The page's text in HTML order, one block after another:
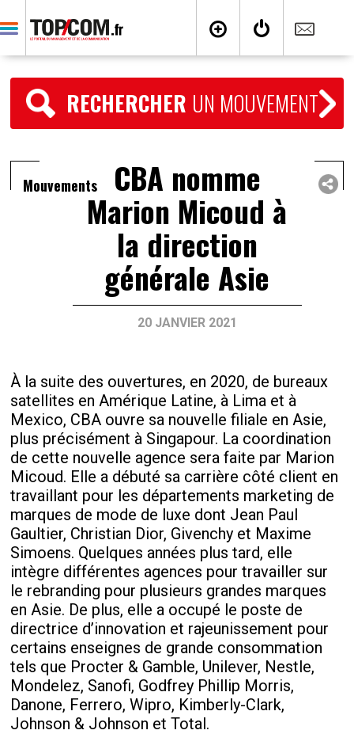
RECHERCHER UN MOUVEMENT
Mouvements CBA nomme
Marion Micoud à
la direction
générale Asie
20 JANVIER 2021
À la suite des ouvertures, en 2020, de bureaux
satellites en Amérique Latine, à Lima et à
Mexico, CBA ouvre sa nouvelle filiale en Asie,
plus précisément à Singapour. La coordination
de cette nouvelle agence sera faite par Marion
Micoud. Elle a débuté sa carrière côté client en
travaillant pour les départements marketing de
marques de mode de luxe dont Jean Paul
Gaultier, Christian Dior, Givenchy et Maxime
Simoens. Quelques années plus tard, elle
intègre différentes agences pour travailler sur
le rebranding pour plusieurs grandes marques
en Asie. De plus, elle a occupé le poste de
directrice d’innovation et rajeunissement pour
certains enseignes de grande consommation
tels que Procter & Gamble, Unilever, Nestle,
Mondelez, Sanofi, Godfrey Phillip Morris,
Danone, Ferrero, Wipro, Kimberly-Clark,
Johnson & Johnson et Total.